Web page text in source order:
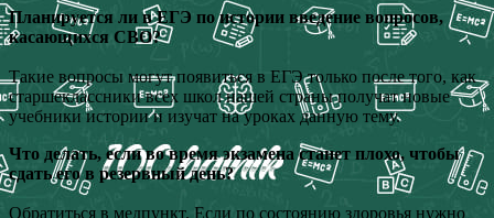
Планируется ли в ЕГЭ по истории введение вопросов,
касающихся СВО?
Такие вопросы могут появиться в ЕГЭ только после того, как
старшеклассники всех школ нашей страны получат новые
учебники истории и изучат на уроках данную тему.
Что делать, если во время экзамена станет плохо, чтобы
сдать его в резервный день?
Обратиться в медпункт. Если по состоянию здоровья нужно